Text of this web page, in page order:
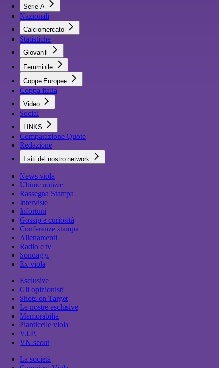
Serie A
Nazionali
Calciomercato
Statistiche
Giovanili
Femminile
Coppe Europee
Coppa Italia
Video
Social
LINKS
Comparazione Quote
Redazione
I siti del nostro network
News viola
Ultime notizie
Rassegna Stampa
Interviste
Infortuni
Gossip e curiosità
Conferenze stampa
Allenamenti
Radio e tv
Sondaggi
Ex viola
Esclusive
Gli opinionisti
Shots on Target
Le nostre esclusive
Memorabilia
Pianticelle viola
V.I.P.
VN scout
La società